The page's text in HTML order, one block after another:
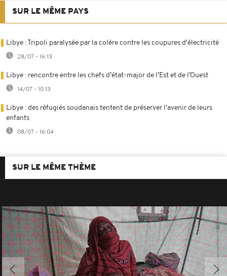
SUR LE MÊME PAYS
Libye : Tripoli paralysée par la colère contre les coupures d'électricité
28/07 - 16:13
Libye : rencontre entre les chefs d’état-major de l’Est et de l’Ouest
14/07 - 10:13
Libye : des réfugiés soudanais tentent de préserver l'avenir de leurs
enfants
08/07 - 16:04
SUR LE MÊME THÈME